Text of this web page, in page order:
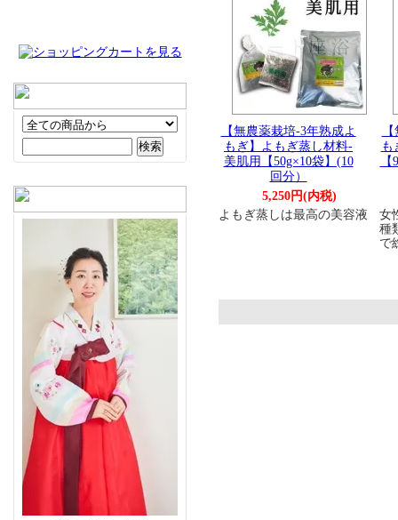
【無農薬栽培-3年熟成よ
もぎ】よもぎ蒸し材料-
美肌用【50g×10袋】(10
回分）
5,250円(内税)
よもぎ蒸しは最高の美容液
も
女
種
で